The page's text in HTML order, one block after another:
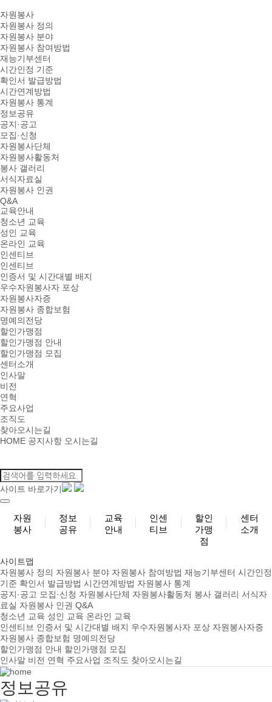
자원봉사
자원봉사 정의
자원봉사 분야
자원봉사 참여방법
재능기부센터
시간인정 기준
확인서 발급방법
시간연계방법
자원봉사 통계
정보공유
공지·공고
모집·신청
자원봉사단체
자원봉사활동처
봉사 갤러리
서식자료실
자원봉사 인권
Q&A
교육안내
청소년 교육
성인 교육
온라인 교육
인센티브
인센티브
인증서 및 시간대별 배지
우수자원봉사자 포상
자원봉사자증
자원봉사 종합보험
명예의전당
할인가맹점
할인가맹점 안내
할인가맹점 모집
센터소개
인사말
비전
연혁
주요사업
조직도
찾아오시는길
HOME 공지사항 오시는길
사이트 바로가기
자원
봉사
정보
공유
교육
안내
인센
티브
할인
가맹
점
센터
소개
사이트맵
자원봉사 정의 자원봉사 분야 자원봉사 참여방법 재능기부센터 시간인정
기준 확인서 발급방법 시간연계방법 자원봉사 통계
공지·공고 모집·신청 자원봉사단체 자원봉사활동처 봉사 갤러리 서식자
료실 자원봉사 인권 Q&A
청소년 교육 성인 교육 온라인 교육
인센티브 인증서 및 시간대별 배지 우수자원봉사자 포상 자원봉사자증
자원봉사 종합보험 명예의전당
할인가맹점 안내 할인가맹점 모집
인사말 비전 연혁 주요사업 조직도 찾아오시는길
정보공유